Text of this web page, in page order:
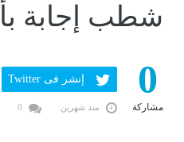
شطب إجابة
0
مشاركة
إنشر فى Twitter
منذ شهرين